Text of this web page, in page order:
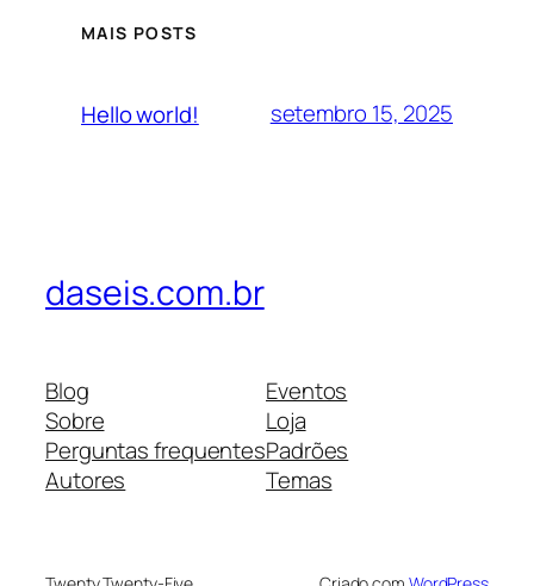
MAIS POSTS
Hello world! setembro 15, 2025
daseis.com.br
Blog
Sobre
Perguntas frequentes
Autores
Eventos
Loja
Padrões
Temas